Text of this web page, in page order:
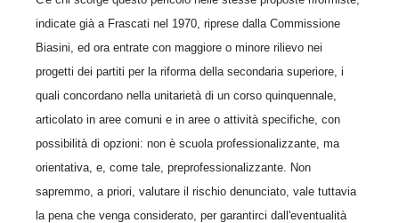
indicate già a Frascati nel 1970, riprese dalla Commissione
Biasini, ed ora entrate con maggiore o minore rilievo nei
progetti dei partiti per la riforma della secondaria superiore, i
quali concordano nella unitarietà di un corso quinquennale,
articolato in aree comuni e in aree o attività specifiche, con
possibilità di opzioni: non è scuola professionalizzante, ma
orientativa, e, come tale, preprofessionalizzante. Non
sapremmo, a priori, valutare il rischio denunciato, vale tuttavia
la pena che venga considerato, per garantirci dall'eventualità